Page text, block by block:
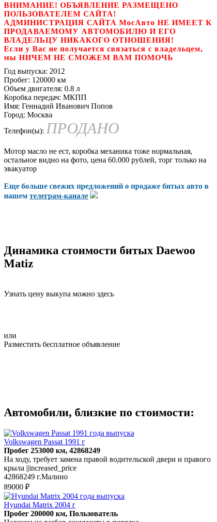
ВНИМАНИЕ! ОБЪЯВЛЕНИЕ РАЗМЕЩЕНО
ПОЛЬЗОВАТЕЛЕМ САЙТА!
АДМИНИСТРАЦИЯ САЙТА МосАвто НЕ ИМЕЕТ К
ПРОДАВАЕМОМУ АВТОМОБИЛЮ И ЕГО
ВЛАДЕЛЬЦУ НИКАКОГО ОТНОШЕНИЯ!
Если у Вас не получается связаться с владельцем,
мы НИЧЕМ НЕ СМОЖЕМ ВАМ ПОМОЧЬ
Год выпуска: 2012
Пробег: 120000 км
Объем двигателя: 0.8 л
Коробка передач: МКПП
Имя: Геннадий Иванович Попов
Город: Москва
Телефон(ы): ПРОДАНО
Мотор масло не ест, коробка механика тоже нормальная,
остальное видно на фото, цена 60.000 рублей, торг только на
эвакуатор
Еще больше свежих предложений о продаже битых авто в
нашем телеграм-канале
Динамика стоимости битых Daewoo
Matiz
Узнать цену выкупа можно здесь
или
Разместить бесплатное объявление
Автомобили, близкие по стоимости:
Volkswagen Passat 1991 г
Пробег 253000 км, 42868249
На ходу, требует замена правой водительской двери и правого
крыла ||increased_price
42868249 г.Малино
89000 ₽
Hyundai Matrix 2004 г
Пробег 200000 км, Пользователь